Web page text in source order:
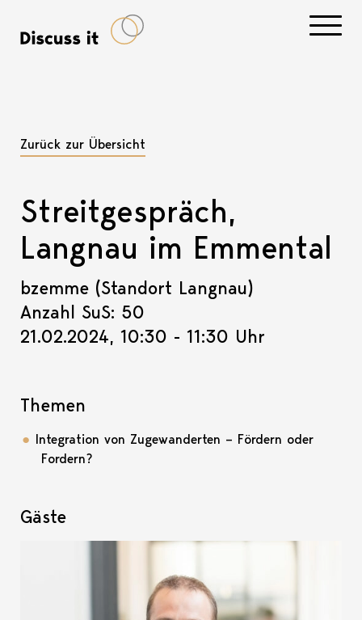
Zurück zur Übersicht
Streitgespräch,
Langnau im Emmental
bzemme (Standort Langnau)
Anzahl SuS: 50
21.02.2024, 10:30 - 11:30 Uhr
Themen
Integration von Zugewanderten – Fördern oder
Fordern?
Gäste